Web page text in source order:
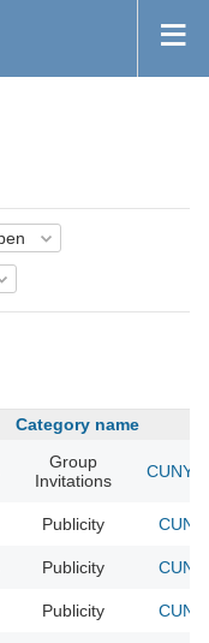
Category name
Group
Invitations
CUNY
Publicity
Publicity
Publicity